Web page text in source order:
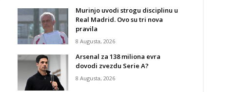
Murinjo uvodi strogu disciplinu u
Real Madrid. Ovo su tri nova
pravila
8 Augusta, 2026
Arsenal za 138 miliona evra
dovodi zvezdu Serie A?
8 Augusta, 2026